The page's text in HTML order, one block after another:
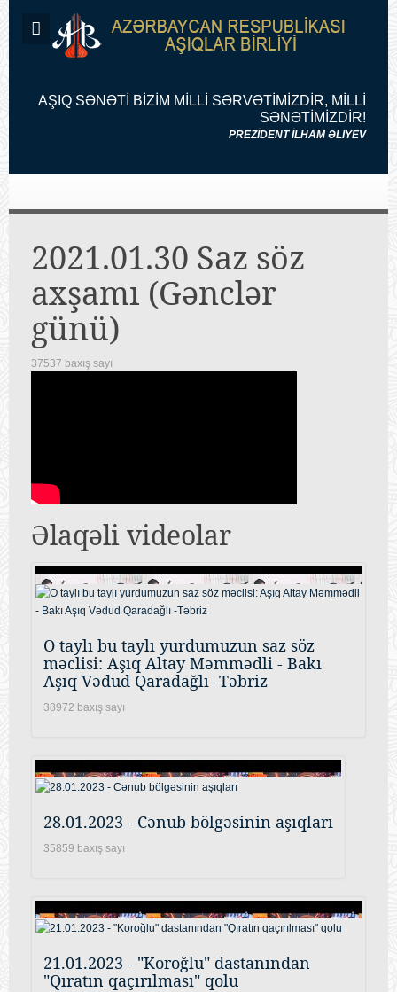
AŞIQ SƏNƏTİ BİZİM MİLLİ SƏRVƏTİMİZDİR, MİLLİ
SƏNƏTİMİZDİR!
PREZİDENT İLHAM ƏLIYEV
2021.01.30 Saz söz
axşamı (Gənclər
günü)
37537 baxış sayı
Əlaqəli videolar
O taylı bu taylı yurdumuzun saz söz
məclisi: Aşıq Altay Məmmədli - Bakı
Aşıq Vədud Qaradağlı -Təbriz
38972 baxış sayı
28.01.2023 - Cənub bölgəsinin aşıqları
35859 baxış sayı
21.01.2023 - "Koroğlu" dastanından
"Qıratın qaçırılması" qolu